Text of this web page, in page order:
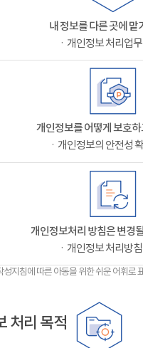
내 정보를 다른 곳에 맡
ㆍ개인정보 처리업
개인정보를 어떻게 보호하
ㆍ개인정보의 안전성
개인정보처리 방침은 변경
ㆍ개인정보 처리방
지침에 따른 아동을 위한 쉬운 어휘로
처리 목적